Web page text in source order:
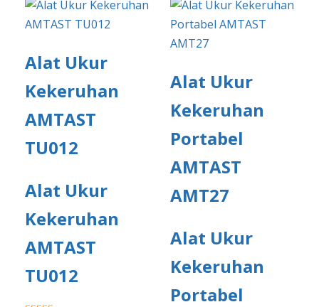
Alat Ukur
Kekeruhan
AMTAST
TU012
Alat Ukur
Kekeruhan
AMTAST
TU012
Alat Ukur
Kekeruhan
Portabel
AMTAST
AMT27
Alat Ukur
Kekeruhan
Portabel